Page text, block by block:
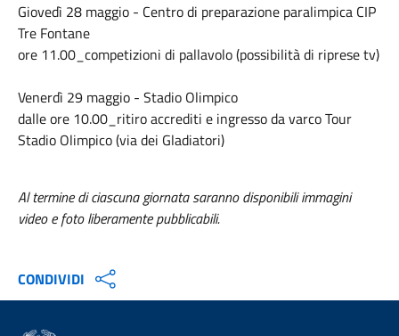
Giovedì 28 maggio - Centro di preparazione paralimpica CIP
Tre Fontane
ore 11.00_competizioni di pallavolo (possibilità di riprese tv)
Venerdì 29 maggio - Stadio Olimpico
dalle ore 10.00_ritiro accrediti e ingresso da varco Tour
Stadio Olimpico (via dei Gladiatori)
Al termine di ciascuna giornata saranno disponibili immagini
video e foto liberamente pubblicabili.
CONDIVIDI